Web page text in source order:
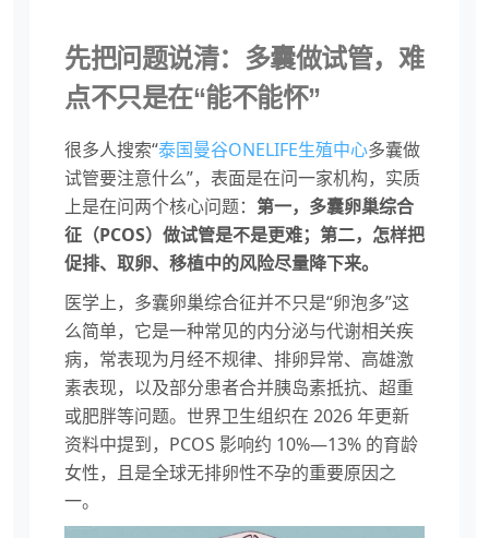
先把问题说清：多囊做试管，难
点不只是在“能不能怀”
很多人搜索“泰国曼谷ONELIFE生殖中心多囊做
试管要注意什么”，表面是在问一家机构，实质
上是在问两个核心问题： 第一，多囊卵巢综合
征（PCOS）做试管是不是更难；第二，怎样把
促排、取卵、移植中的风险尽量降下来。
医学上，多囊卵巢综合征并不只是“卵泡多”这
么简单，它是一种常见的内分泌与代谢相关疾
病，常表现为月经不规律、排卵异常、高雄激
素表现，以及部分患者合并胰岛素抵抗、超重
或肥胖等问题。世界卫生组织在 2026 年更新
资料中提到，PCOS 影响约 10%—13% 的育龄
女性，且是全球无排卵性不孕的重要原因之
一。